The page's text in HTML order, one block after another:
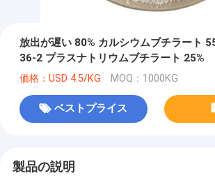
放出が遅い 80% カルシウムブチラート
36-2 プラスナトリウムブチラート 25%
価格：USD 4.5/KG MOQ：1000KG
ベストプライス
製品の説明